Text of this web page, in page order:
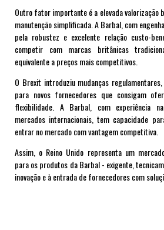
Outro fator importante é a elevada valorização
manutenção simplificada. A Barbal, com
pela robustez e excelente relação custo-
competir com marcas britânicas
equivalente a preços mais competitivos.
O Brexit introduziu mudanças
para novos fornecedores que consigam
flexibilidade. A Barbal, com experiência
mercados internacionais, tem capacidade
entrar no mercado com vantagem competitiva.
Assim, o Reino Unido representa um
para os produtos da Barbal - exigente,
inovação e à entrada de fornecedores com